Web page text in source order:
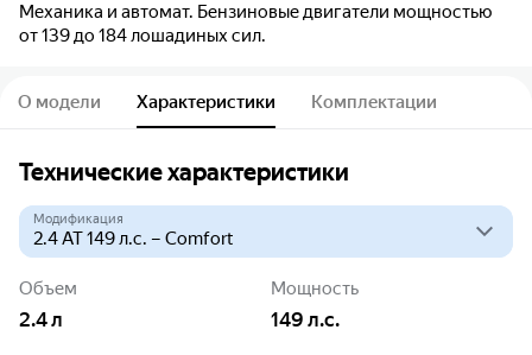
Механика и автомат. Бензиновые двигатели мощностью
от 139 до 184 лошадиных сил.
О модели Характеристики Комплектации
Технические характеристики
Модификация
Объем
2.4л
Мощность
149 л.с.